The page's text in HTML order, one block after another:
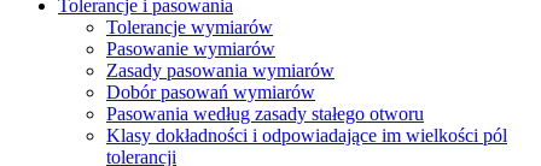
Tolerancje i pasowania
Tolerancje wymiarów
Pasowanie wymiarów
Zasady pasowania wymiarów
Dobór pasowań wymiarów
Pasowania według zasady stałego otworu
Klasy dokładności i odpowiadające im wielkości pól
tolerancji